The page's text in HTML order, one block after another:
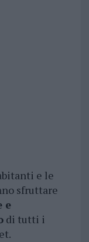
e le
sfruttare
e
di tutti i